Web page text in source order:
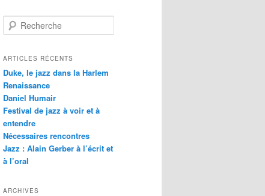
e
h
r
c
h
e
ARTICLES RÉCENTS
Duke, le jazz dans la Harlem
Renaissance
Daniel Humair
Festival de jazz à voir et à
entendre
Nécessaires rencontres
Jazz : Alain Gerber à l’écrit et
à l’oral
ARCHIVES